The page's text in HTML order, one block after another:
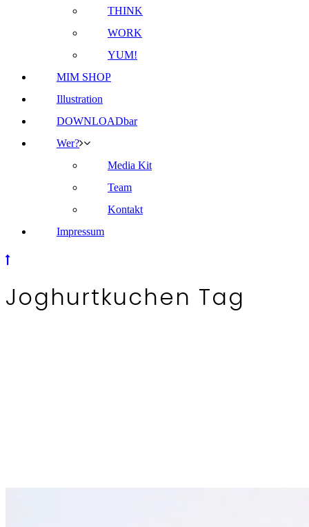
THINK
WORK
YUM!
MIM SHOP
Illustration
DOWNLOADbar
Wer?
Media Kit
Team
Kontakt
Impressum
Joghurtkuchen Tag